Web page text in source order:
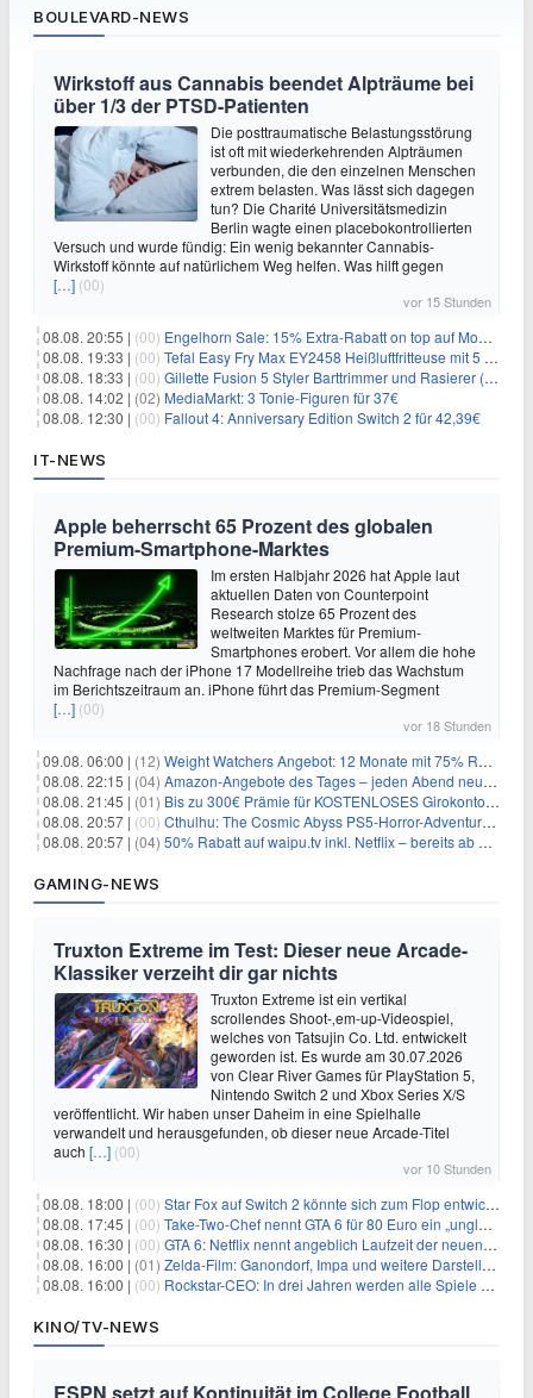
BOULEVARD-NEWS
Wirkstoff aus Cannabis beendet Alpträume bei
über 1/3 der PTSD-Patienten
Die posttraumatische Belastungsstörung
ist oft mit wiederkehrenden Alpträumen
verbunden, die den einzelnen Menschen
extrem belasten. Was lässt sich dagegen
tun? Die Charité Universitätsmedizin
Berlin wagte einen placebokontrollierten
Versuch und wurde fündig: Ein wenig bekannter Cannabis-
Wirkstoff könnte auf natürlichem Weg helfen. Was hilft gegen
[…] (00)
vor 15 Stunden
08.08. 20:55 | (00) Engelhorn Sale: 15% Extra-Rabatt on top auf Mode- und Sport-Artikel
08.08. 19:33 | (00) Tefal Easy Fry Max EY2458 Heißluftfritteuse mit 5 Litern für 64,99€
08.08. 18:33 | (00) Gillette Fusion 5 Styler Barttrimmer und Rasierer (All in One) für 16€
08.08. 14:02 | (02) MediaMarkt: 3 Tonie-Figuren für 37€
08.08. 12:30 | (00) Fallout 4: Anniversary Edition Switch 2 für 42,39€
IT-NEWS
Apple beherrscht 65 Prozent des globalen
Premium-Smartphone-Marktes
Im ersten Halbjahr 2026 hat Apple laut
aktuellen Daten von Counterpoint
Research stolze 65 Prozent des
weltweiten Marktes für Premium-
Smartphones erobert. Vor allem die hohe
Nachfrage nach der iPhone 17 Modellreihe trieb das Wachstum
im Berichtszeitraum an. iPhone führt das Premium-Segment
[…] (00)
vor 18 Stunden
09.08. 06:00 | (12) Weight Watchers Angebot: 12 Monate mit 75% Rabatt ab 6,25€/Monat
08.08. 22:15 | (04) Amazon-Angebote des Tages – jeden Abend neue Deals zum Stöbern
08.08. 21:45 | (01) Bis zu 300€ Prämie für KOSTENLOSES Girokonto bei der Santander – 50€ schon nach 1 Woche!
08.08. 20:57 | (00) Cthulhu: The Cosmic Abyss PS5-Horror-Adventure für 27,99€
08.08. 20:57 | (04) 50% Rabatt auf waipu.tv inkl. Netflix – bereits ab 9€/Monat (statt 17,99€)
GAMING-NEWS
Truxton Extreme im Test: Dieser neue Arcade-
Klassiker verzeiht dir gar nichts
Truxton Extreme ist ein vertikal
scrollendes Shoot-‚em-up-Videospiel,
welches von Tatsujin Co. Ltd. entwickelt
geworden ist. Es wurde am 30.07.2026
von Clear River Games für PlayStation 5,
Nintendo Switch 2 und Xbox Series X/S
veröffentlicht. Wir haben unser Daheim in eine Spielhalle
verwandelt und herausgefunden, ob dieser neue Arcade-Titel
auch […] (00)
vor 10 Stunden
08.08. 18:00 | (00) Star Fox auf Switch 2 könnte sich zum Flop entwickeln
08.08. 17:45 | (00) Take-Two-Chef nennt GTA 6 für 80 Euro ein „unglaubliches Schnäppchen“
08.08. 16:30 | (00) GTA 6: Netflix nennt angeblich Laufzeit der neuen Gameplay-Präsentation
08.08. 16:00 | (01) Zelda-Film: Ganondorf, Impa und weitere Darsteller sollen feststehen
08.08. 16:00 | (00) Rockstar-CEO: In drei Jahren werden alle Spiele gestreamt
KINO/TV-NEWS